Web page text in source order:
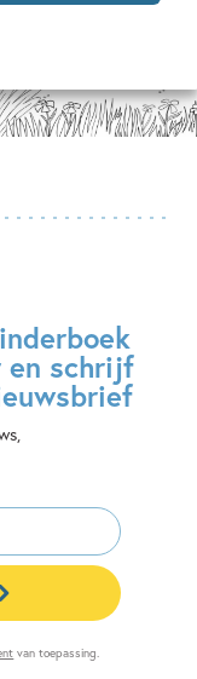
en schrijf
van toepassing.